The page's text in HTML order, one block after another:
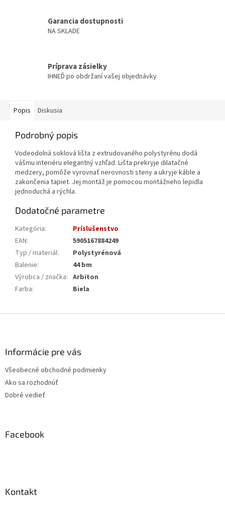
Garancia dostupnosti
NA SKLADE
Príprava zásielky
IHNEĎ po obdržaní vašej objednávky
Popis Diskusia
Podrobný popis
Vodeodolná soklová lišta z extrudovaného polystyrénu dodá
vášmu interiéru elegantný vzhľad. Lišta prekryje dilatačné
medzery, pomôže vyrovnať nerovnosti steny a ukryje káble a
zakončenia tapiet. Jej montáž je pomocou montážneho lepidla
jednoduchá a rýchla.
Dodatočné parametre
Kategória:
Príslušenstvo
EAN:
5905167884249
Typ / materiál:
Polystyrénová
Balenie:
44 bm
Výrobca / značka: Arbiton
Farba: Biela
Informácie pre vás
Všeobecné obchodné podmienky
Ako sa rozhodnúť
Dobré vedieť
Facebook
Kontakt